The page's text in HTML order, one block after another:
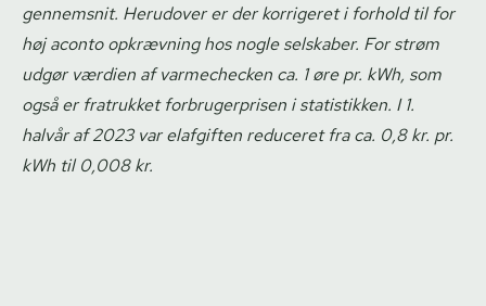
gennemsnit. Herudover er der korrigeret i forhold til for
høj aconto opkrævning hos nogle selskaber. For strøm
udgør værdien af varmechecken ca. 1 øre pr. kWh, som
også er fratrukket for­bru­ger­pri­sen i statistikken. I 1.
halvår af 2023 var elafgiften reduceret fra ca. 0,8 kr. pr.
kWh til 0,008 kr.